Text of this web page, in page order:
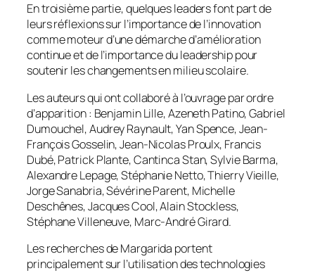
En troisième partie, quelques leaders font part de
leurs réflexions sur l’importance de l’innovation
comme moteur d’une démarche d’amélioration
continue et de l’importance du leadership pour
soutenir les changements en milieu scolaire.
Les auteurs qui ont collaboré à l’ouvrage par ordre
d’apparition : Benjamin Lille, Azeneth Patino, Gabriel
Dumouchel, Audrey Raynault, Yan Spence, Jean-
François Gosselin, Jean-Nicolas Proulx, Francis
Dubé, Patrick Plante, Cantinca Stan, Sylvie Barma,
Alexandre Lepage, Stéphanie Netto, Thierry Vieille,
Jorge Sanabria, Sévérine Parent, Michelle
Deschênes, Jacques Cool, Alain Stockless,
Stéphane Villeneuve, Marc-André Girard.
Les recherches de Margarida portent
principalement sur l’utilisation des technologies